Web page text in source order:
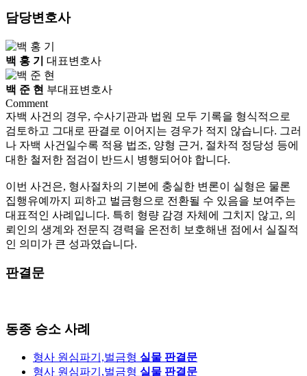
담당변호사
백 홍 기 대표변호사
백 준 현 부대표변호사
Comment
자백 사건의 경우, 수사기관과 법원 모두 기록을 형식적으로
검토하고 그대로 판결로 이어지는 경우가 적지 않습니다. 그러
나 자백 사건일수록 적용 법조, 양형 근거, 절차적 정당성 등에
대한 철저한 점검이 반드시 병행되어야 합니다.
이번 사건은, 형사절차의 기본에 충실한 변론이 실형은 물론
집행유예까지 피하고 벌금형으로 전환될 수 있음을 보여주는
대표적인 사례입니다. 특히 형량 감경 자체에 그치지 않고, 의
뢰인의 생계와 전문직 경력을 온전히 보호해낸 점에서 실질적
인 의미가 큰 성과였습니다.
판결문
동종 승소 사례
형사 원심파기,벌금형 실물 판결문
형사 원심파기,벌금형 실물 판결문